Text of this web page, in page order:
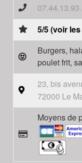
5/5 (voir
Burgers,
poulet frit,
23, bis
72000 Le
Moyens de